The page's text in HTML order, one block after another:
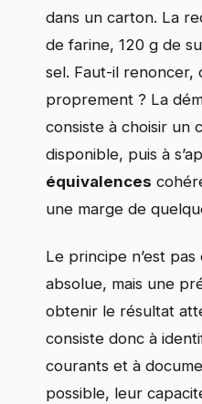
dans un carton. La
de farine, 120 g de
sel. Faut-il renoncer,
proprement ? La
consiste à choisir un
disponible, puis à
équivalences
une marge de
Le principe n’est pas
absolue, mais une
obtenir le résultat
consiste donc à
courants et à
possible, leur